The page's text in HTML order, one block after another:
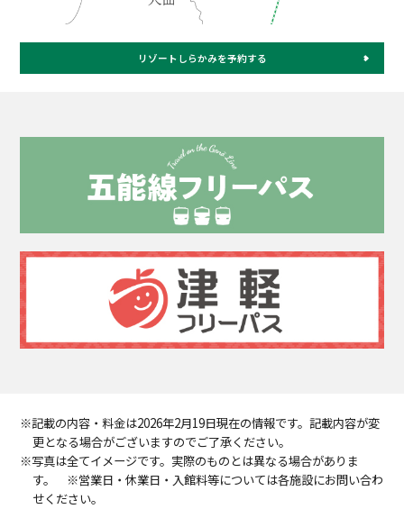
リゾートしらかみを予約する
※記載の内容・料金は2026年2月19日現在の情報です。記載内容が変
更となる場合がございますのでご了承ください。
※写真は全てイメージです。実際のものとは異なる場合がありま
す。 ※営業日・休業日・入館料等については各施設にお問い合わ
せください。